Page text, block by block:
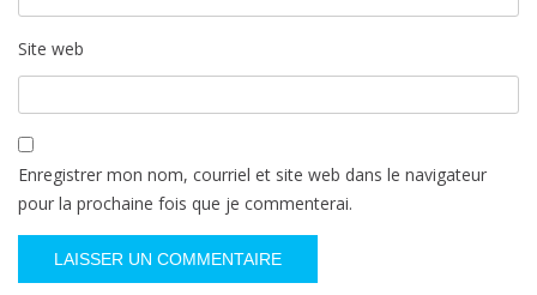
Site web
Enregistrer mon nom, courriel et site web dans le navigateur
pour la prochaine fois que je commenterai.